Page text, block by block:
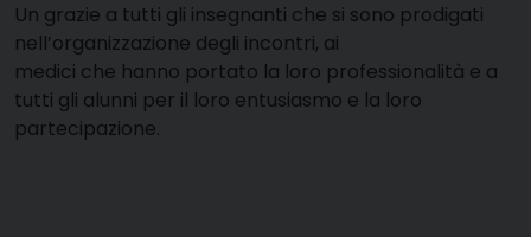
Un grazie a tutti gli insegnanti che si sono prodigati
nell’organizzazione degli incontri, ai
medici che hanno portato la loro professionalità e a
tutti gli alunni per il loro entusiasmo e la loro
partecipazione.